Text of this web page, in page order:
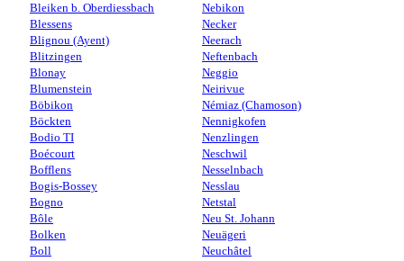
Bleiken b. Oberdiessbach
Blessens
Blignou (Ayent)
Blitzingen
Blonay
Blumenstein
Böbikon
Böckten
Bodio TI
Boécourt
Bofflens
Bogis-Bossey
Bogno
Bôle
Bolken
Boll
Nebikon
Necker
Neerach
Neftenbach
Neggio
Neirivue
Némiaz (Chamoson)
Nennigkofen
Nenzlingen
Neschwil
Nesselnbach
Nesslau
Netstal
Neu St. Johann
Neuägeri
Neuchâtel